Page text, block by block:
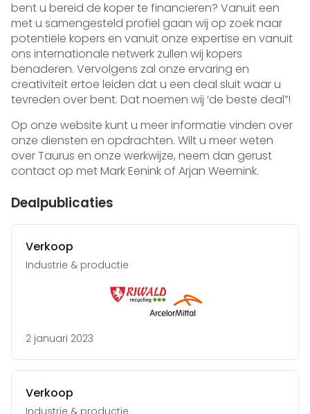
bent u bereid de koper te financieren? Vanuit een
met u samengesteld profiel gaan wij op zoek naar
potentiële kopers en vanuit onze expertise en vanuit
ons internationale netwerk zullen wij kopers
benaderen. Vervolgens zal onze ervaring en
creativiteit ertoe leiden dat u een deal sluit waar u
tevreden over bent. Dat noemen wij ‘de beste deal”!
Op onze website kunt u meer informatie vinden over
onze diensten en opdrachten. Wilt u meer weten
over Taurus en onze werkwijze, neem dan gerust
contact op met Mark Eenink of Arjan Weernink.
Dealpublicaties
Verkoop
Industrie & productie
2 januari 2023
Verkoop
Industrie & productie